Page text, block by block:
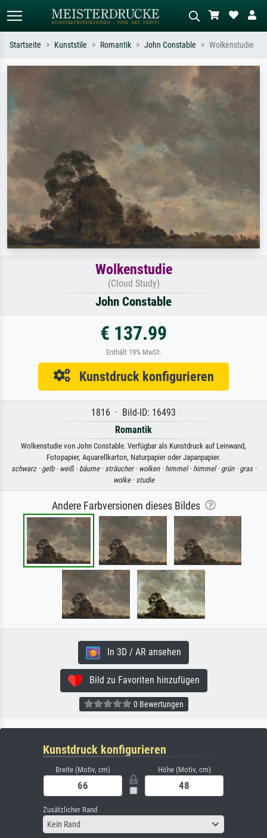
Standardsuche KI-Bildersuche
Suchen Sie nach Künstlern, Werktiteln
Sternennacht, Impressionismus, Welle
Beschreiben Sie die Szene – z.B. Grüne
Wiese, Abstrakt mit viel Rot, Dunkles
Ölgemälde, Stehender Akt neben einem
Startseite Kunststile Romantik John Constable Wolkenstudie
Wolkenstudie
(Cloud Study)
John Constable
€ 137.99
Enthält 19% MwSt.
Kunstdruck konfigurieren
1816 · Bild-ID: 16493
Romantik
Wolkenstudie von John Constable. Verfügbar als Kunstdruck auf Leinwand,
Fotopapier, Aquarellkarton, Naturpapier oder Japanpapier.
schwarz · gelb · weiß · bäume · sträucher · wolken · himmel · himmel · grün · gras ·
wolke · studie
Andere Farbversionen dieses Bildes
In 3D / AR ansehen
Bild zu Favoriten hinzufügen
0 Bewertungen
Kunstdruck konfigurieren
Breite (Motiv, cm) Höhe (Motiv, cm)
Zusätzlicher Rand
Kein Rand